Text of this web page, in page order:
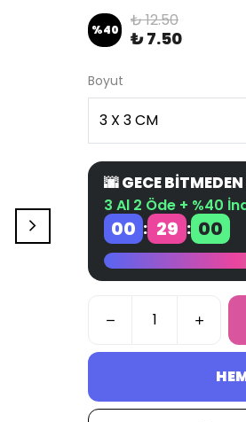
%40 ₺ 12.50
₺ 7.50
Boyut
🌆 GECE
3 Al 2 Öde + %40
00 : 28 : 59